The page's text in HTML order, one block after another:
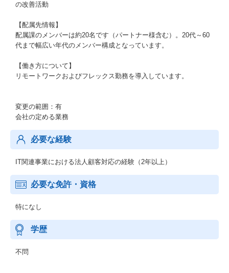
の改善活動
【配属先情報】
配属課のメンバーは約20名です（パートナー様含む）。20代～60
代まで幅広い年代のメンバー構成となっています。
【働き方について】
リモートワークおよびフレックス勤務を導入しています。
変更の範囲：有
会社の定める業務
必要な経験
IT関連事業における法人顧客対応の経験（2年以上）
必要な免許・資格
特になし
学歴
不問